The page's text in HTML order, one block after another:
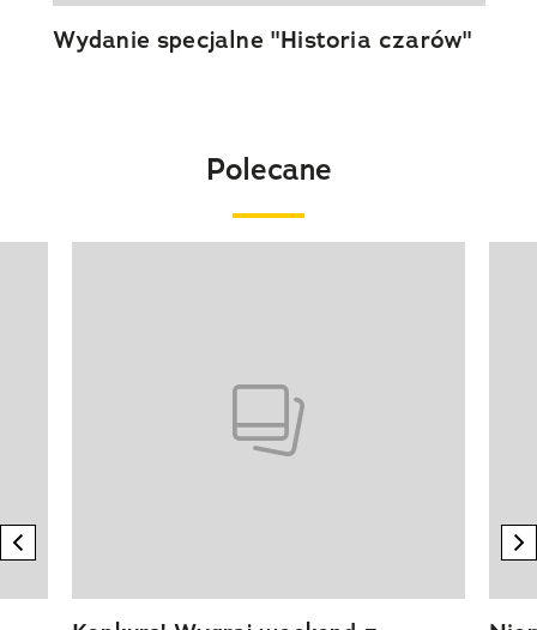
Wydanie specjalne "Historia czarów"
Polecane
previous element